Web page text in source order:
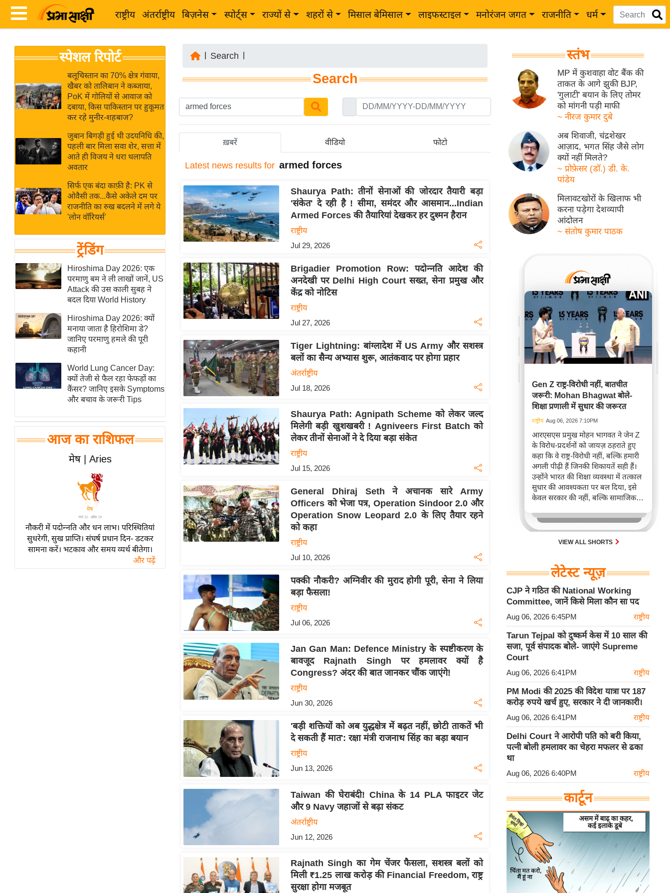
राष्ट्रीय अंतर्राष्ट्रीय बिज़नेस स्पोर्ट्स राज्यों से शहरों से मिसाल बेमिसाल लाइफस्टाइल मनोरंजन जगत राजनीति धर्म
News
Hindi
Hindi
Live
News in
Hindi
News
Hindi
Videos
ब
र
अंतर्राष्ट्रीय
बिज़नेस
उद्योग
विशेषज्ञ
राय
खेल
क्रिकेट
IPL
2026
ई-पेपर
मिसाल बेमिसाल
शख्सियत
यंग इंडिया
साहित्य जगत
ऑटो वर्ल्ड
मनोरंजन जगत
बॉलीवुड
हॉलीवुड
Breaking
लाइफस्टाइल
टेक्नॉलॉजी
ब्यूटी/फैशन
स्पेशल रिपोर्ट
बलूचिस्तान का 70% क्षेत्र गंवाया,
खैबर को तालिबान ने कब्जाया,
PoK में गोलियों से आवाज को
दबाया, किस पाकिस्तान पर हुकूमत
कर रहे मुनीर-शहबाज?
जुबान बिगड़ी हुई थी उदयनिधि की,
पहली बार मिला सवा शेर, सत्ता में
आते ही विजय ने धरा थलापति
अवतार
सिर्फ एक बंदा काफ़ी है: PK से
ओवैसी तक...कैसे अकेले दम पर
राजनीति का रुख बदलने में लगे ये
'लोन वॉरियर्स'
ट्रेंडिंग
Hiroshima Day 2026: एक
परमाणु बम ने ली लाखों जानें, US
Attack की उस काली सुबह ने
बदल दिया World History
Hiroshima Day 2026: क्यों
मनाया जाता है हिरोशिमा डे?
जानिए परमाणु हमले की पूरी
कहानी
World Lung Cancer Day:
क्यों तेजी से फैल रहा फेफड़ों का
कैंसर? जानिए इसके Symptoms
और बचाव के जरूरी Tips
आज का राशिफल
मेष | Aries
नौकरी में पदोन्नति और धन लाभ। परिस्थितियां
सुधरेगी, सुख प्राप्ति। संघर्ष प्रधान दिन- डटकर
सामना करें। भटकाव और समय व्यर्थ बीतेगा।
और पढ़ें
Search
Search
ख़बरें वीडियो फोटो
Latest news results for armed forces
Shaurya Path: तीनों सेनाओं की जोरदार तैयारी बड़ा
'संकेत' दे रही है ! सीमा, समंदर और आसमान...Indian
Armed Forces की तैयारियां देखकर हर दुश्मन हैरान
राष्ट्रीय
Jul 29, 2026
Brigadier Promotion Row: पदोन्नति आदेश की
अनदेखी पर Delhi High Court सख्त, सेना प्रमुख और
केंद्र को नोटिस
राष्ट्रीय
Jul 27, 2026
Tiger Lightning: बांग्लादेश में US Army और सशस्त्र
बलों का सैन्य अभ्यास शुरू, आतंकवाद पर होगा प्रहार
अंतर्राष्ट्रीय
Jul 18, 2026
Shaurya Path: Agnipath Scheme को लेकर जल्द
मिलेगी बड़ी खुशखबरी ! Agniveers First Batch को
लेकर तीनों सेनाओं ने दे दिया बड़ा संकेत
राष्ट्रीय
Jul 15, 2026
General Dhiraj Seth ने अचानक सारे Army
Officers को भेजा पत्र, Operation Sindoor 2.0 और
Operation Snow Leopard 2.0 के लिए तैयार रहने
को कहा
राष्ट्रीय
Jul 10, 2026
पक्की नौकरी? अग्निवीर की मुराद होगी पूरी, सेना ने लिया
बड़ा फैसला!
राष्ट्रीय
Jul 06, 2026
Jan Gan Man: Defence Ministry के स्पष्टीकरण के
बावजूद Rajnath Singh पर हमलावर क्यों है
Congress? अंदर की बात जानकर चौंक जाएंगे!
राष्ट्रीय
Jun 30, 2026
'बड़ी शक्तियों को अब युद्धक्षेत्र में बढ़त नहीं, छोटी ताकतें भी
दे सकती हैं मात': रक्षा मंत्री राजनाथ सिंह का बड़ा बयान
राष्ट्रीय
Jun 13, 2026
Taiwan की घेराबंदी! China के 14 PLA फाइटर जेट
और 9 Navy जहाजों से बढ़ा संकट
अंतर्राष्ट्रीय
Jun 12, 2026
Rajnath Singh का गेम चेंजर फैसला, सशस्त्र बलों को
मिली ₹1.25 लाख करोड़ की Financial Freedom, राष्ट्र
सुरक्षा होगा मजबूत
स्तंभ
MP में कुशवाहा वोट बैंक की
ताकत के आगे झुकी BJP,
'गुलाटी' बयान के लिए तोमर
को मांगनी पड़ी माफी
~ नीरज कुमार दुबे
अब शिवाजी, चंद्रशेखर
आज़ाद, भगत सिंह जैसे लोग
क्यों नहीं मिलते?
~ प्रोफ़ेसर (डॉ.) डी. के.
पांडेय
मिलावटखोरों के खिलाफ भी
करना पड़ेगा देशव्यापी
आंदोलन
~ संतोष कुमार पाठक
Gen Z राष्ट्र-विरोधी नहीं, बातचीत
जरूरी: Mohan Bhagwat बोले-
शिक्षा प्रणाली में सुधार की जरूरत
राष्ट्रीय Aug 06, 2026 7:10PM
आरएसएस प्रमुख मोहन भागवत ने जेन Z
के विरोध-प्रदर्शनों को जायज़ ठहराते हुए
कहा कि वे राष्ट्र-विरोधी नहीं, बल्कि हमारी
अगली पीढ़ी हैं जिनकी शिकायतें सही हैं।
उन्होंने भारत की शिक्षा व्यवस्था में तत्काल
सुधार की आवश्यकता पर बल दिया, इसे
केवल सरकार की नहीं, बल्कि सामाजिक
ईमानदारी और उनकी आकांक्षाओं पर गहरा
विश्वास व्यक्त किया।
VIEW ALL SHORTS
लेटेस्ट न्यूज़
CJP ने गठित की National Working
Committee, जानें किसे मिला कौन सा पद
Aug 06, 2026 6:45PM राष्ट्रीय
Tarun Tejpal को दुष्कर्म केस में 10 साल की
सजा, पूर्व संपादक बोले- जाएंगे Supreme
Court
Aug 06, 2026 6:41PM राष्ट्रीय
PM Modi की 2025 की विदेश यात्रा पर 187
करोड़ रुपये खर्च हुए, सरकार ने दी जानकारी।
Aug 06, 2026 6:41PM राष्ट्रीय
Delhi Court ने आरोपी पति को बरी किया,
पत्नी बोली हमलावर का चेहरा मफलर से ढका
था
Aug 06, 2026 6:40PM राष्ट्रीय
कार्टून